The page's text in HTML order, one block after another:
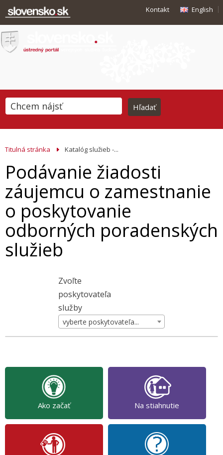
Kontakt English
Titulná stránka Katalóg služieb -...
Podávanie žiadosti
záujemcu o zamestnanie
o poskytovanie
odborných poradenských
služieb
Zvoľte
poskytovateľa
služby
vyberte poskytovateľa...
Ako začať Na stiahnutie